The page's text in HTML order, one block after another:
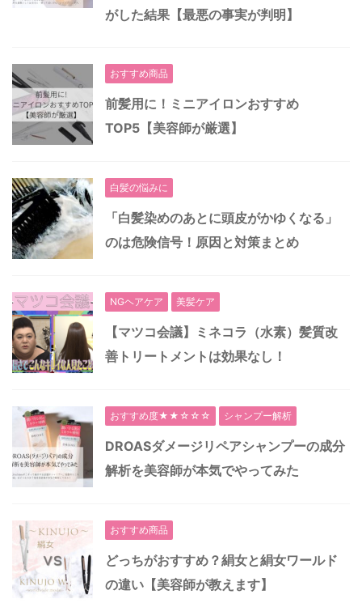
がした結果【最悪の事実が判明】
おすすめ商品
前髪用に！ミニアイロンおすすめ
TOP5【美容師が厳選】
白髪の悩みに
「白髪染めのあとに頭皮がかゆくなる」
のは危険信号！原因と対策まとめ
NGヘアケア 美髪ケア
【マツコ会議】ミネコラ（水素）髪質改
善トリートメントは効果なし！
おすすめ度★★☆☆☆ シャンプー解析
DROASダメージリペアシャンプーの成分
解析を美容師が本気でやってみた
おすすめ商品
どっちがおすすめ？絹女と絹女ワールド
の違い【美容師が教えます】